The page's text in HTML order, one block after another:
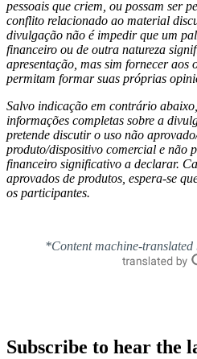
pessoais que criem, ou possam ser
conflito relacionado ao material
divulgação não é impedir que um
financeiro ou de outra natureza
apresentação, mas sim fornecer aos
permitam formar suas próprias
Salvo indicação em contrário
informações completas sobre a
pretende discutir o uso não
produto/dispositivo comercial e não
financeiro significativo a declarar.
aprovados de produtos, espera-se
os participantes.
*Content machine-translated
Subscribe to hear the